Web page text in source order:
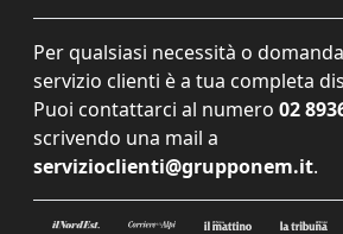
Per qualsiasi necessità o
servizio clienti è a tua completa
Puoi contattarci al numero 02
scrivendo una mail a
servizioclienti@grupponem.it.